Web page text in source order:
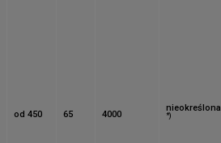
od 450 65 4000
nieokreślona
*)